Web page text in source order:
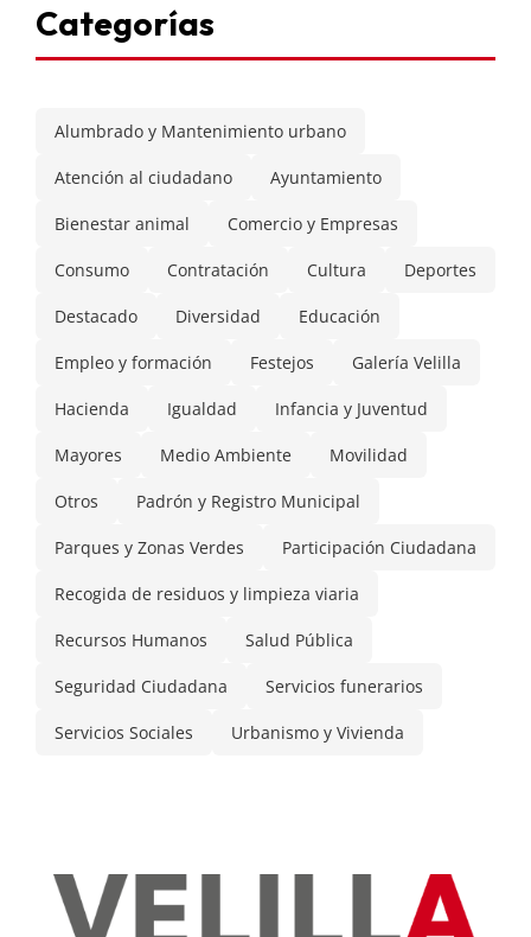
Categorías
Alumbrado y Mantenimiento urbano
Atención al ciudadano Ayuntamiento
Bienestar animal Comercio y Empresas
Consumo Contratación Cultura Deportes
Destacado Diversidad Educación
Empleo y formación Festejos Galería Velilla
Hacienda Igualdad Infancia y Juventud
Mayores Medio Ambiente Movilidad
Otros Padrón y Registro Municipal
Parques y Zonas Verdes Participación Ciudadana
Recogida de residuos y limpieza viaria
Recursos Humanos Salud Pública
Seguridad Ciudadana Servicios funerarios
Servicios Sociales Urbanismo y Vivienda